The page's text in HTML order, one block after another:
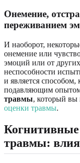
Онемение,
переживанием
И наоборот,
онемение или
эмоций или от
неспособности
и является способом,
подавляющим
травмы, который вы
оценки травмы.
травмы: